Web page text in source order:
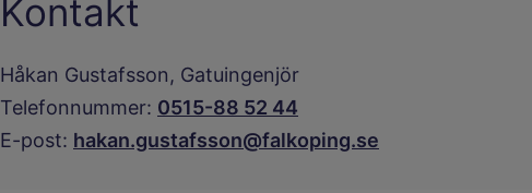
Kontakt
Håkan Gustafsson, Gatuingenjör
Telefonnummer: 0515-88 52 44
E-post: hakan.gustafsson@falkoping.se